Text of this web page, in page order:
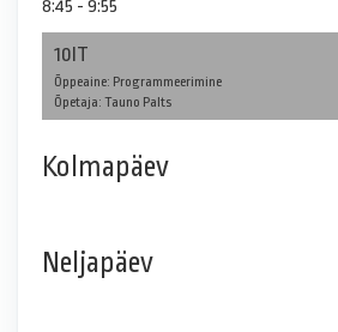
8:45 - 9:55
10IT
Õppeaine: Programmeerimine
Õpetaja: Tauno Palts
Kolmapäev
Neljapäev